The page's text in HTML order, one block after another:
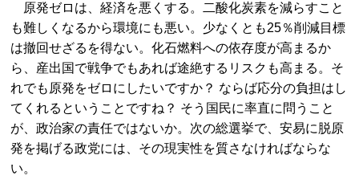
原発ゼロは、経済を悪くする。二酸化炭素を減らすこと
も難しくなるから環境にも悪い。少なくとも25％削減目標
は撤回せざるを得ない。化石燃料への依存度が高まるか
ら、産出国で戦争でもあれば途絶するリスクも高まる。そ
れでも原発をゼロにしたいですか？ ならば応分の負担はし
てくれるということですね？ そう国民に率直に問うこと
が、政治家の責任ではないか。次の総選挙で、安易に脱原
発を掲げる政党には、その現実性を質さなければならな
い。